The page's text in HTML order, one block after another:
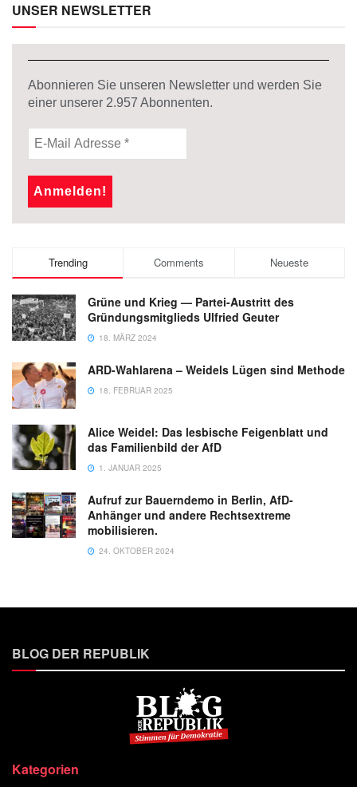
UNSER NEWSLETTER
Abonnieren Sie unseren Newsletter und werden Sie
einer unserer 2.957 Abonnenten.
Trending Comments Neueste
Grüne und Krieg — Partei-Austritt des
Gründungsmitglieds Ulfried Geuter
18. MÄRZ 2024
ARD-Wahlarena – Weidels Lügen sind Methode
18. FEBRUAR 2025
Alice Weidel: Das lesbische Feigenblatt und
das Familienbild der AfD
1. JANUAR 2025
Aufruf zur Bauerndemo in Berlin, AfD-
Anhänger und andere Rechtsextreme
mobilisieren.
24. OKTOBER 2024
BLOG DER REPUBLIK
Kategorien